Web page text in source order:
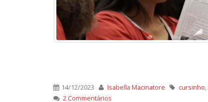
14/12/2023 Isabella Macinatore cursinho,
2 Commentários